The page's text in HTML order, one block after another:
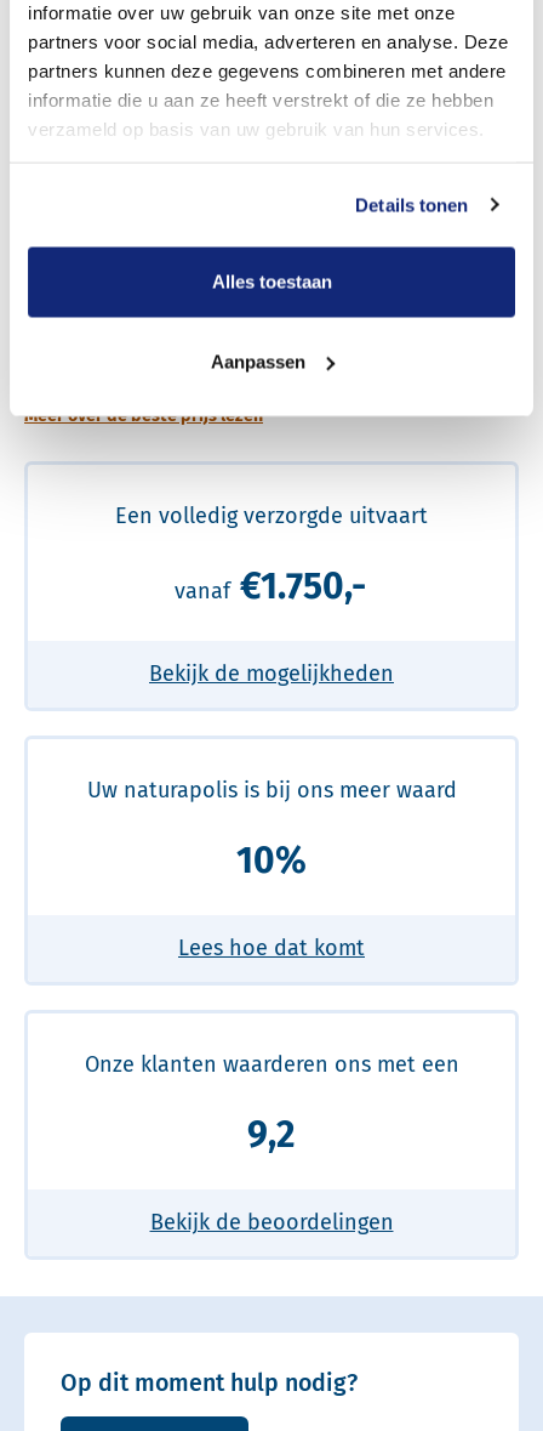
informatie over uw gebruik van onze site met onze
partners voor social media, adverteren en analyse. Deze
partners kunnen deze gegevens combineren met andere
informatie die u aan ze heeft verstrekt of die ze hebben
verzameld op basis van uw gebruik van hun services.
Details tonen
Alles toestaan
Aanpassen
Meer over de beste prijs lezen
Een volledig verzorgde uitvaart
vanaf €1.750,-
Bekijk de mogelijkheden
Uw naturapolis is bij ons meer waard
10%
Lees hoe dat komt
Onze klanten waarderen ons met een
9,2
Bekijk de beoordelingen
Op dit moment hulp nodig?